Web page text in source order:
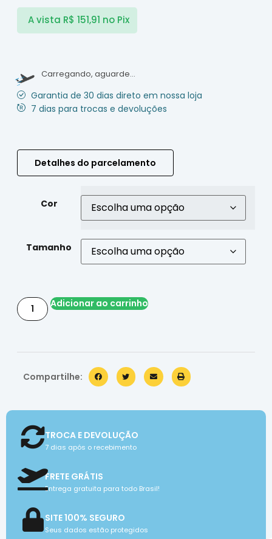
A vista R$ 151,91 no Pix
Carregando, aguarde...
Garantia de 30 dias direto em nossa loja
7 dias para trocas e devoluções
Detalhes do parcelamento
Cor
Tamanho
Adicionar ao carrinho
Compartilhe:
TROCA E DEVOLUÇÃO
7 dias após o recebimento
FRETE GRÁTIS
Entrega gratuita para todo Brasil!
SITE 100% SEGURO
Seus dados estão protegidos